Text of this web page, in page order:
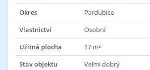
Okres
Pardubice
Vlastnictví
Osobní
Užitná plocha
17 m²
Stav objektu
Velmi dobrý